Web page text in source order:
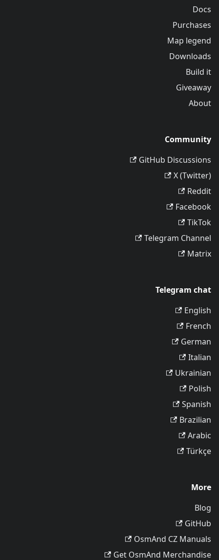
Docs
Purchases
Map legend
Downloads
Build it
Giveaway
About
Community
GitHub Discussions
X (Twitter)
Reddit
Facebook
TikTok
Telegram Channel
Matrix
Telegram chat
English
French
German
Italian
Ukrainian
Polish
Spanish
Brazilian
Arabic
Türkçe
More
Blog
GitHub
OsmAnd CZ Manuals
Get OsmAnd Merchandise